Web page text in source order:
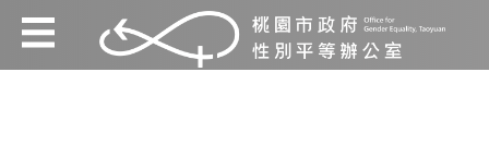
跳到主要內容區塊
:::